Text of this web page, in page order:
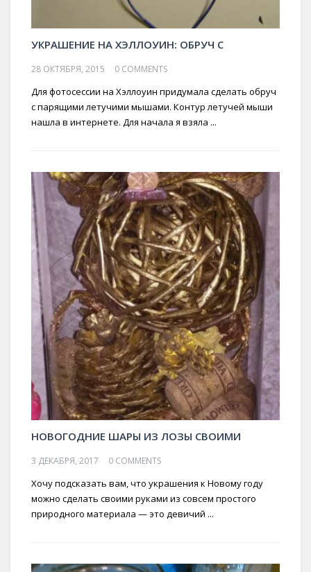
УКРАШЕНИЕ НА ХЭЛЛОУИН: ОБРУЧ С
28 ОКТЯБРЯ, 2015 0 COMMENTS
Для фотосессии на Хэллоуин придумала сделать обруч
с парящими летучими мышами. Контур летучей мыши
нашла в интернете. Для начала я взяла ...
НОВОГОДНИЕ ШАРЫ ИЗ ЛОЗЫ СВОИМИ
3 ДЕКАБРЯ, 2017 0 COMMENTS
Хочу подсказать вам, что украшения к Новому году
можно сделать своими руками из совсем простого
природного материала — это девичий ...